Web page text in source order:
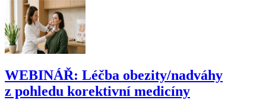
WEBINÁŘ: Léčba obezity/nadváhy
z pohledu korektivní medicíny